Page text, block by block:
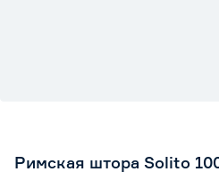
Римская штора Solito